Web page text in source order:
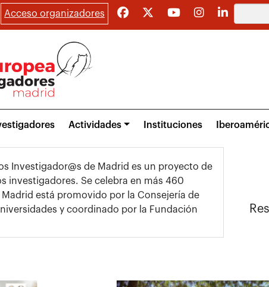
Acceso organizadores
Actividades Instituciones
Investigador@s de Madrid es un proyecto de
investigadores. Se celebra en más 460
está promovido por la Consejería de
y coordinado por la Fundación